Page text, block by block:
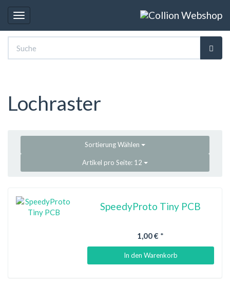
Toggle
navigation
Lochraster
SortierungWählen
Artikel pro Seite: 12
SpeedyProto Tiny PCB
1,00 € *
In den Warenkorb